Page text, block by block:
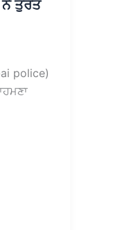
ਨੇ ਤੁਰੰਤ
police)